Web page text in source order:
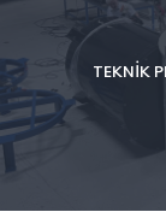
TEKNIK